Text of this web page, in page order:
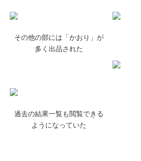
その他の部には「かおり」が
多く出品された
過去の結果一覧も閲覧できる
ようになっていた